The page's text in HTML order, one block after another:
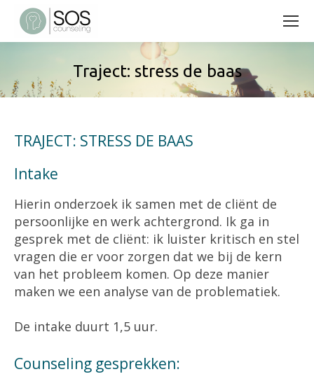
Traject: stress de baas
TRAJECT: STRESS DE BAAS
Intake
Hierin onderzoek ik samen met de cliënt de
persoonlijke en werk achtergrond. Ik ga in
gesprek met de cliënt: ik luister kritisch en stel
vragen die er voor zorgen dat we bij de kern
van het probleem komen. Op deze manier
maken we een analyse van de problematiek.
De intake duurt 1,5 uur.
Counseling gesprekken: